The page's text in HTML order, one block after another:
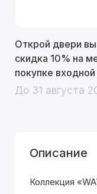
Открой двери
скидка 10% на
покупке
До 31 августа
Описание
Коллекция